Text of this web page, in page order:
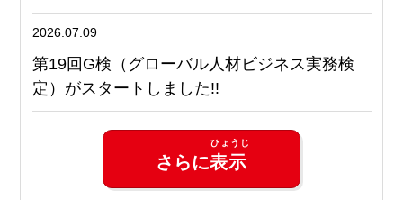
2026.07.09
第19回G検（グローバル人材ビジネス実務検
定）がスタートしました!!
さらに表示